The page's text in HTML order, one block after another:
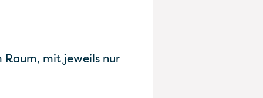
Raum, mit jeweils nur